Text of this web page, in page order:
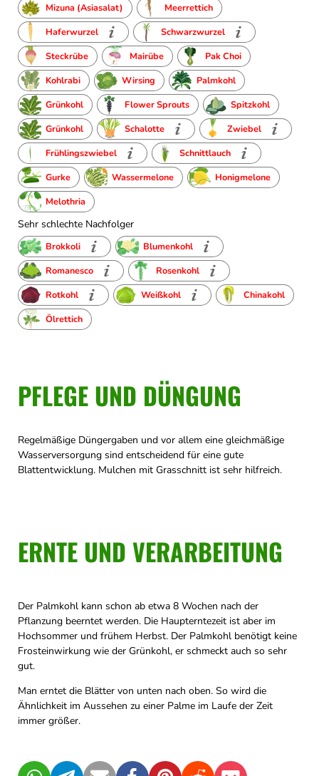
Mizuna (Asiasalat)
Meerrettich
Haferwurzel
Schwarzwurzel
Steckrübe
Mairübe
Pak Choi
Kohlrabi
Wirsing
Palmkohl
Grünkohl
Flower Sprouts
Spitzkohl
Grünkohl
Schalotte
Zwiebel
Frühlingszwiebel
Schnittlauch
Gurke
Wassermelone
Honigmelone
Melothria
Sehr schlechte Nachfolger
Brokkoli
Blumenkohl
Romanesco
Rosenkohl
Rotkohl
Weißkohl
Chinakohl
Ölrettich
PFLEGE UND DÜNGUNG
Regelmäßige Düngergaben und vor allem eine gleichmäßige
Wasserversorgung sind entscheidend für eine gute
Blattentwicklung. Mulchen mit Grasschnitt ist sehr hilfreich.
ERNTE UND VERARBEITUNG
Der Palmkohl kann schon ab etwa 8 Wochen nach der
Pflanzung beerntet werden. Die Haupterntezeit ist aber im
Hochsommer und frühem Herbst. Der Palmkohl benötigt keine
Frosteinwirkung wie der Grünkohl, er schmeckt auch so sehr
gut.
Man erntet die Blätter von unten nach oben. So wird die
Ähnlichkeit im Aussehen zu einer Palme im Laufe der Zeit
immer größer.